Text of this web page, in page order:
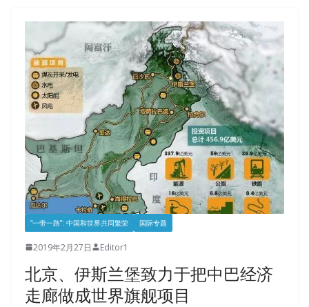
“一带一路”: 中国和世界共同繁荣 国际专题
2019年2月27日 Editor1
北京、伊斯兰堡致力于把中巴经济
走廊做成世界旗舰项目